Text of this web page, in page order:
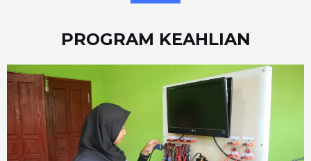
PROGRAM KEAHLIAN